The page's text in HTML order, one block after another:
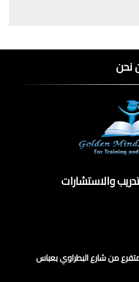
نحن
والاستشارات
من شارع البطراوي بعباس